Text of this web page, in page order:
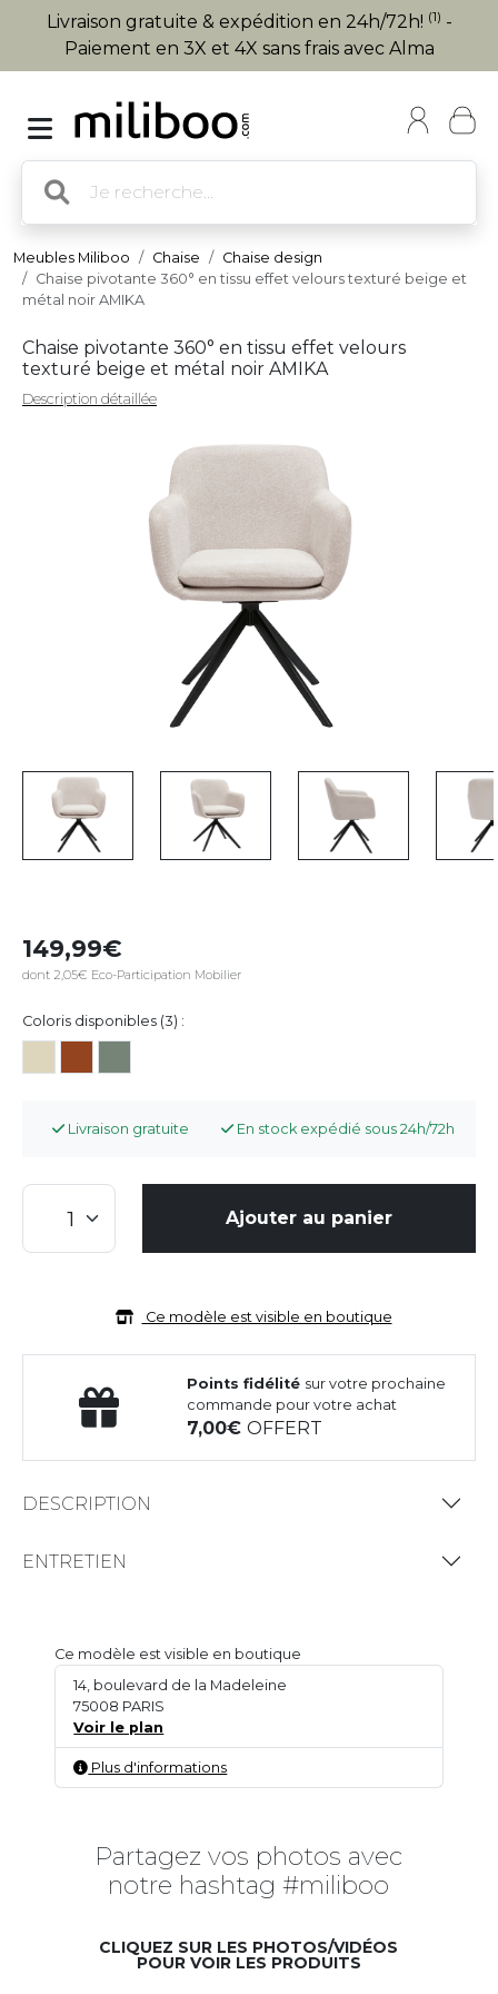
Livraison gratuite & expédition en 24h/72h! (1) -
Paiement en 3X et 4X sans frais avec Alma
Meubles Miliboo Chaise
Chaise design
Chaise pivotante 360° en tissu effet velours texturé beige et
métal noir AMIKA
Chaise pivotante 360° en tissu effet velours
texturé beige et métal noir AMIKA
Description détaillée
149,99
dont 2,05€ Eco-Participation Mobilier
Coloris disponibles (3) :
Livraison gratuite En stock expédié sous 24h/72h
Ajouter au panier
Ce modèle est visible en boutique
Points fidélité sur votre prochaine
commande pour votre achat
7,00OFFERT
DESCRIPTION
ENTRETIEN
Ce modèle est visible en boutique
14, boulevard de la Madeleine
75008 PARIS
Voir le plan
Plus d'informations
Partagez vos photos avec
notre hashtag #miliboo
CLIQUEZ SUR LES PHOTOS/VIDÉOS
POUR VOIR LES PRODUITS